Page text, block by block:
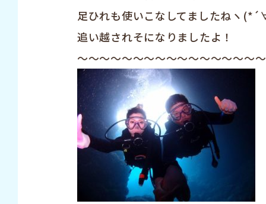
足ひれも使いこなしてましたねヽ
追い越されそになりましたよ！
～～～～～～～～～～～～～～～～